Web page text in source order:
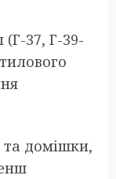
37, Г-39-
та домішки,